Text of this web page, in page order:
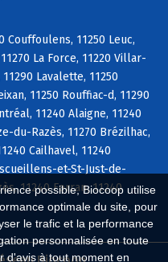
possible, Biocoop utilise
optimale du site, pour
le trafic et la performance
personnalisée en toute
d'avis à tout moment en
Couffoulens, 11250 Leuc,
La Force, 11220 Villar-
Lavalette, 11250
11250 Rouffiac-d, 11290
11240 Alaigne, 11240
du-Razès, 11270 Brézilhac,
Cailhavel, 11240
et-St-Just-de-
11240 Ferran, 11240